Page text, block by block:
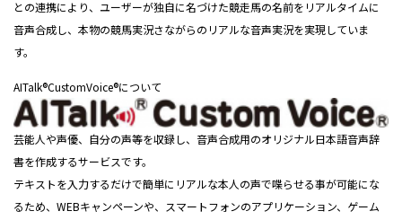
との連携により、ユーザーが独自に名づけた競走馬の名前をリアルタイムに
音声合成し、本物の競馬実況さながらのリアルな音声実況を実現していま
す。
AITalk®CustomVoice®について
芸能人や声優、自分の声等を収録し、音声合成用のオリジナル日本語音声辞
書を作成するサービスです。
テキストを入力するだけで簡単にリアルな本人の声で喋らせる事が可能にな
るため、WEBキャンペーンや、スマートフォンのアプリケーション、ゲーム